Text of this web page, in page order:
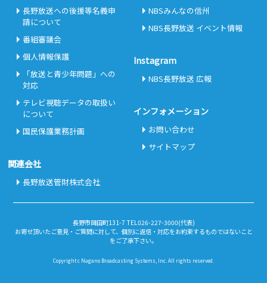
長野放送への後援等名義申
請について
番組審議会
個人情報保護
「放送と青少年問題」への
対応
テレビ視聴データの取扱い
について
国民保護業務計画
関連会社
長野放送管財株式会社
NBSみんなの信州
NBS長野放送 イベント情報
Instagram
NBS長野放送 広報
インフォメーション
お問い合わせ
サイトマップ
長野市岡田町131-7 TEL026-227-3000(代表)
お寄せ頂いたご意見・ご質問に対して、個別に返信・対応をお約束するものではないこと
をご了承下さい。
Copyright c Nagano Broadcasting Systems, Inc. All rights reserved.